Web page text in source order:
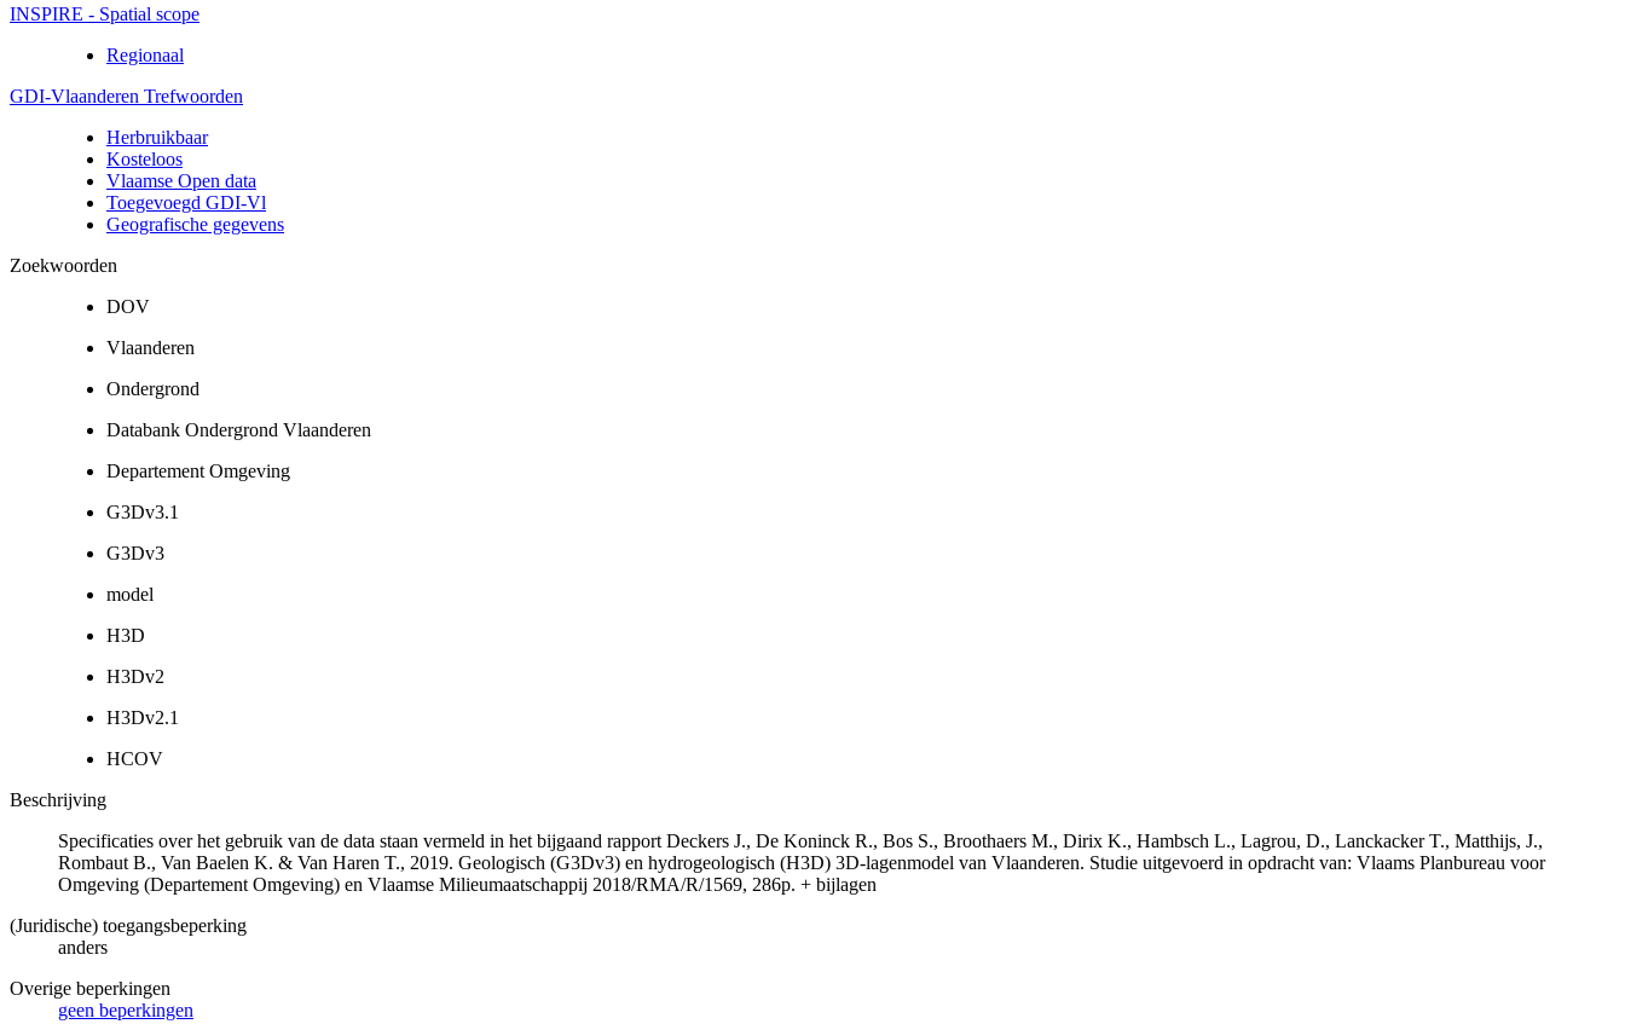
INSPIRE - Spatial scope
Regionaal
GDI-Vlaanderen Trefwoorden
Herbruikbaar
Kosteloos
Vlaamse Open data
Toegevoegd GDI-Vl
Geografische gegevens
Zoekwoorden
DOV
Vlaanderen
Ondergrond
Databank Ondergrond Vlaanderen
Departement Omgeving
G3Dv3.1
G3Dv3
model
H3D
H3Dv2
H3Dv2.1
HCOV
Beschrijving
Specificaties over het gebruik van de data staan vermeld in het bijgaand rapport Deckers J., De Koninck R., Bos S., Broothaers M., Dirix K., Hambsch L., Lagrou, D., Lanckacker T., Matthijs, J.,
Rombaut B., Van Baelen K. & Van Haren T., 2019. Geologisch (G3Dv3) en hydrogeologisch (H3D) 3D-lagenmodel van Vlaanderen. Studie uitgevoerd in opdracht van: Vlaams Planbureau voor
Omgeving (Departement Omgeving) en Vlaamse Milieumaatschappij 2018/RMA/R/1569, 286p. + bijlagen
(Juridische) toegangsbeperking
anders
Overige beperkingen
geen beperkingen